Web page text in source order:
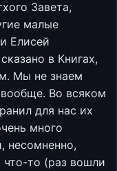
Завета,
малые
Елисей
в Книгах,
Мы не знаем
Во всяком
для нас их
много
несомненно,
то (раз вошли